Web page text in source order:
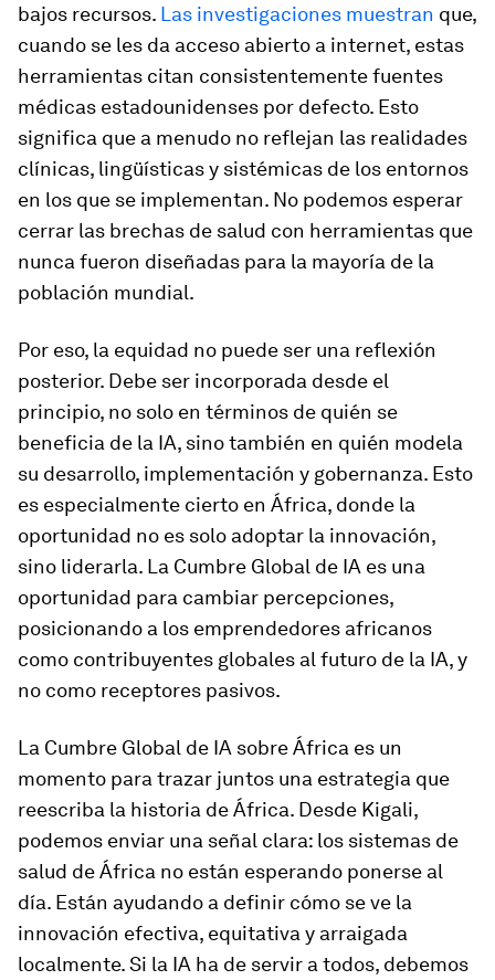
bajos recursos. Las investigaciones muestran que,
cuando se les da acceso abierto a internet, estas
herramientas citan consistentemente fuentes
médicas estadounidenses por defecto. Esto
significa que a menudo no reflejan las realidades
clínicas, lingüísticas y sistémicas de los entornos
en los que se implementan. No podemos esperar
cerrar las brechas de salud con herramientas que
nunca fueron diseñadas para la mayoría de la
población mundial.
Por eso, la equidad no puede ser una reflexión
posterior. Debe ser incorporada desde el
principio, no solo en términos de quién se
beneficia de la IA, sino también en quién modela
su desarrollo, implementación y gobernanza. Esto
es especialmente cierto en África, donde la
oportunidad no es solo adoptar la innovación,
sino liderarla. La Cumbre Global de IA es una
oportunidad para cambiar percepciones,
posicionando a los emprendedores africanos
como contribuyentes globales al futuro de la IA, y
no como receptores pasivos.
La Cumbre Global de IA sobre África es un
momento para trazar juntos una estrategia que
reescriba la historia de África. Desde Kigali,
podemos enviar una señal clara: los sistemas de
salud de África no están esperando ponerse al
día. Están ayudando a definir cómo se ve la
innovación efectiva, equitativa y arraigada
localmente. Si la IA ha de servir a todos, debemos